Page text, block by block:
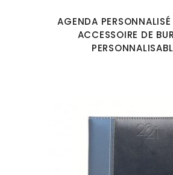
AGENDA
ACCESSOIRE DE